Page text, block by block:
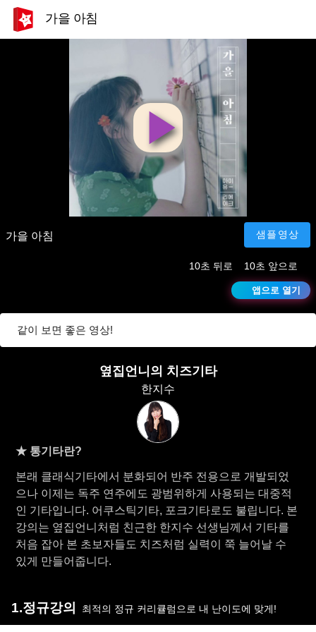
가을 아침
영
상
재
생
가을 아침 샘플영상
10초 뒤로 10초 앞으로
앱으로 열기
같이 보면 좋은 영상!
옆집언니의 치즈기타
한지수
★ 통기타란?
본래 클래식기타에서 분화되어 반주 전용으로 개발되었
으나 이제는 독주 연주에도 광범위하게 사용되는 대중적
인 기타입니다. 어쿠스틱기타, 포크기타로도 불립니다. 본
강의는 옆집언니처럼 친근한 한지수 선생님께서 기타를
처음 잡아 본 초보자들도 치즈처럼 실력이 쭉 늘어날 수
있게 만들어줍니다.
1.정규강의 최적의 정규 커리큘럼으로 내 난이도에 맞게!